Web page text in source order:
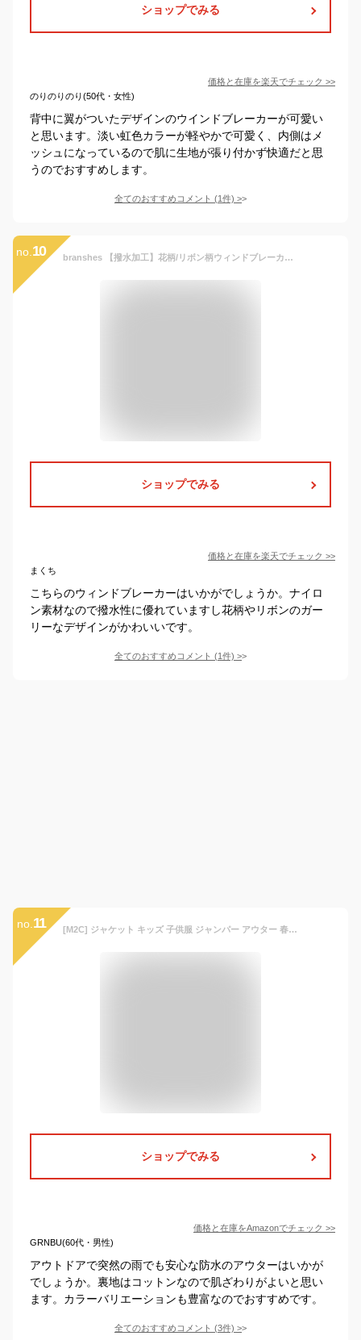
ショップでみる
価格と在庫を楽天でチェック >>
のりのりのり(50代・女性)
背中に翼がついたデザインのウインドブレーカーが可愛い
と思います。淡い虹色カラーが軽やかで可愛く、内側はメ
ッシュになっているので肌に生地が張り付かず快適だと思
うのでおすすめします。
全てのおすすめコメント (1件) >
no. 10 branshes 【撥水加工】花柄/リボン柄ウィンドブレーカー ブランシェス ジャケット・アウター ナイロンジャケット ピンク ホワイト
ショップでみる
価格と在庫を楽天でチェック >>
まくち
こちらのウィンドブレーカーはいかがでしょうか。ナイロ
ン素材なので撥水性に優れていますし花柄やリボンのガー
リーなデザインがかわいいです。
全てのおすすめコメント (1件) >
no. 11 [M2C] ジャケット キッズ 子供服 ジャンパー アウター 春 秋 防水 長袖 女の子 男の子 ローズ 140
ショップでみる
価格と在庫をAmazonでチェック >>
GRNBU(60代・男性)
アウトドアで突然の雨でも安心な防水のアウターはいかが
でしょうか。裏地はコットンなので肌ざわりがよいと思い
ます。カラーバリエーションも豊富なのでおすすめです。
全てのおすすめコメント (3件) >